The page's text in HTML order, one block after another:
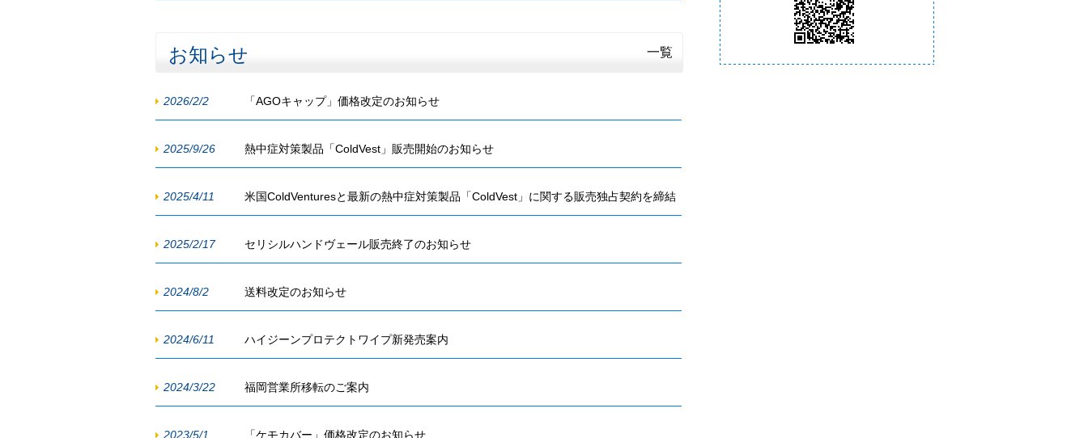
お知らせ 一覧
2026/2/2 「AGOキャップ」価格改定のお知らせ
2025/9/26 熱中症対策製品「ColdVest」販売開始のお知らせ
2025/4/11 米国ColdVenturesと最新の熱中症対策製品「ColdVest」に関する販売独占契約を締結
2025/2/17 セリシルハンドヴェール販売終了のお知らせ
2024/8/2 送料改定のお知らせ
2024/6/11 ハイジーンプロテクトワイプ新発売案内
2024/3/22 福岡営業所移転のご案内
2023/5/1 「ケモカバー」価格改定のお知らせ